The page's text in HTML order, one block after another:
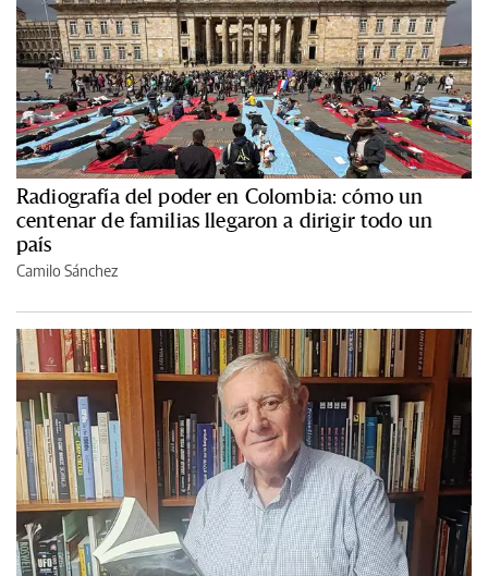
Radiografía del poder en Colombia: cómo un
centenar de familias llegaron a dirigir todo un
país
Camilo Sánchez